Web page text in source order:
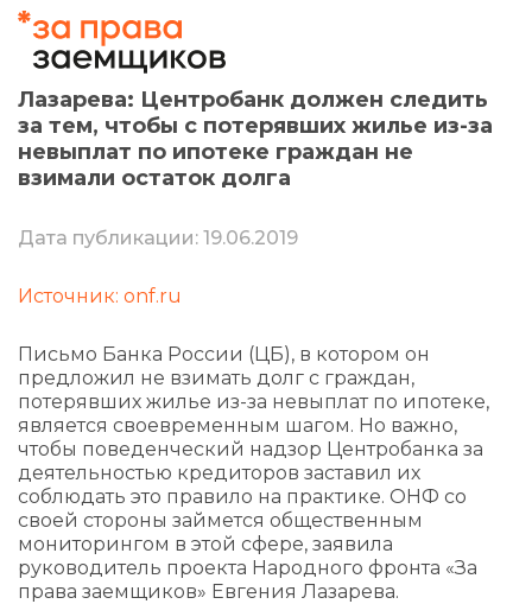
Лазарева: Центробанк должен следить
за тем, чтобы с потерявших жилье из-за
невыплат по ипотеке граждан не
взимали остаток долга
Дата публикации: 19.06.2019
Источник: onf.ru
Письмо Банка России (ЦБ), в котором он
предложил не взимать долг с граждан,
потерявших жилье из-за невыплат по ипотеке,
является своевременным шагом. Но важно,
чтобы поведенческий надзор Центробанка за
деятельностью кредиторов заставил их
соблюдать это правило на практике. ОНФ со
своей стороны займется общественным
мониторингом в этой сфере, заявила
руководитель проекта Народного фронта «За
права заемщиков» Евгения Лазарева.